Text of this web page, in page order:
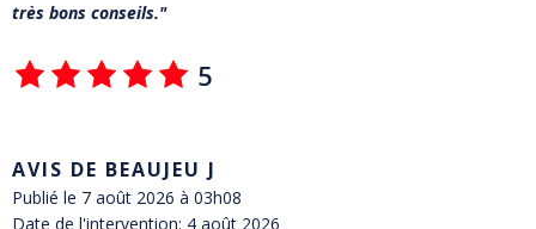
très bons conseils.
5
AVIS DE BEAUJEU J
Publié le 7 août 2026 à 03h08
Date de l'intervention: 4 août 2026